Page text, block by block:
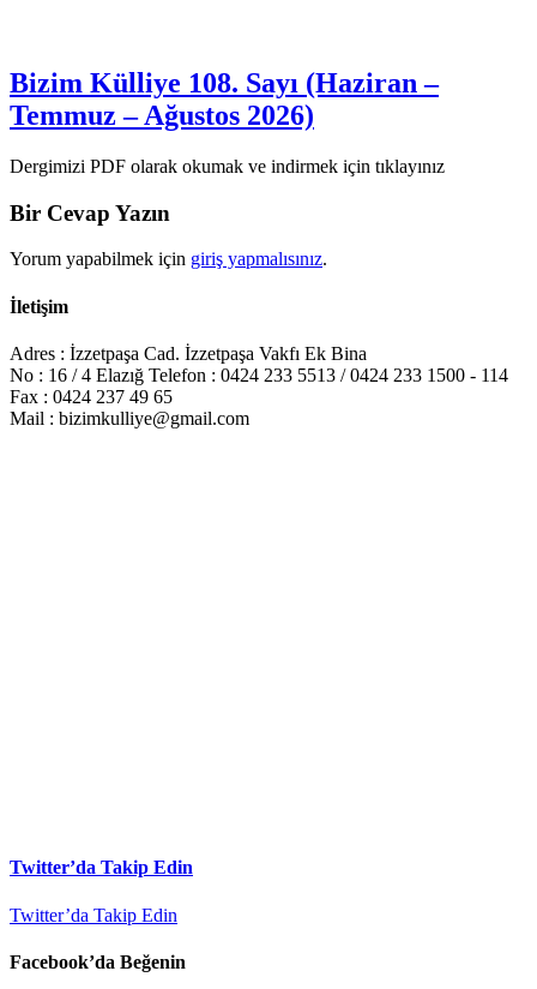
Bizim Külliye 108. Sayı (Haziran –
Temmuz – Ağustos 2026)
Dergimizi PDF olarak okumak ve indirmek için tıklayınız
Bir Cevap Yazın
Yorum yapabilmek için giriş yapmalısınız.
İletişim
Adres : İzzetpaşa Cad. İzzetpaşa Vakfı Ek Bina
No : 16 / 4 Elazığ Telefon : 0424 233 5513 / 0424 233 1500 - 114
Fax : 0424 237 49 65
Mail : bizimkulliye@gmail.com
Twitter’da Takip Edin
Twitter’da Takip Edin
Facebook’da Beğenin